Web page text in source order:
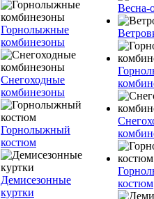
Горнолыжные
комбинезоны
Снегоходные
комбинезоны
Горнолыжный
костюм
Демисезонные
куртки
Весна-
костюм